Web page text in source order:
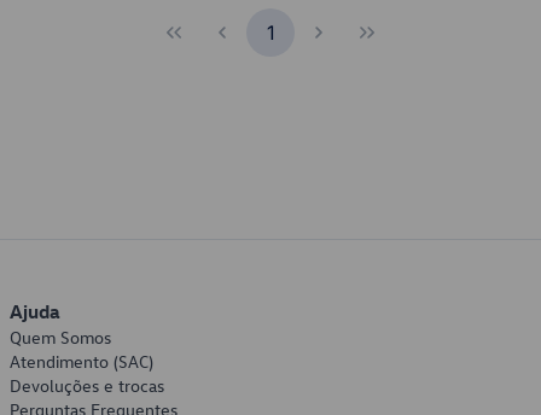
1
Ajuda
Quem Somos
Atendimento (SAC)
Devoluções e trocas
Perguntas Frequentes